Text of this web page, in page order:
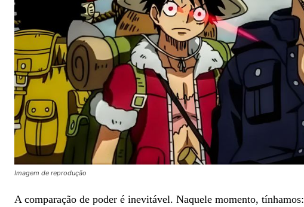
Imagem de reprodução
A comparação de poder é inevitável. Naquele momento, tínhamos: